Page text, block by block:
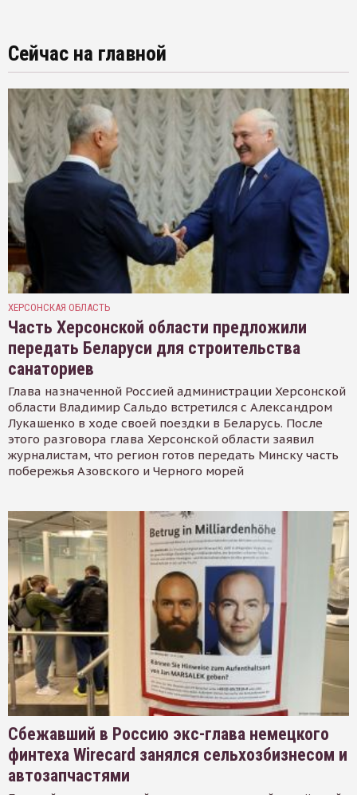
Сейчас на главной
ХЕРСОНСКАЯ ОБЛАСТЬ
Часть Херсонской области предложили
передать Беларуси для строительства
санаториев
Глава назначенной Россией администрации Херсонской
области Владимир Сальдо встретился с Александром
Лукашенко в ходе своей поездки в Беларусь. После
этого разговора глава Херсонской области заявил
журналистам, что регион готов передать Минску часть
побережья Азовского и Черного морей
Сбежавший в Россию экс-глава немецкого
финтеха Wirecard занялся сельхозбизнесом и
автозапчастями